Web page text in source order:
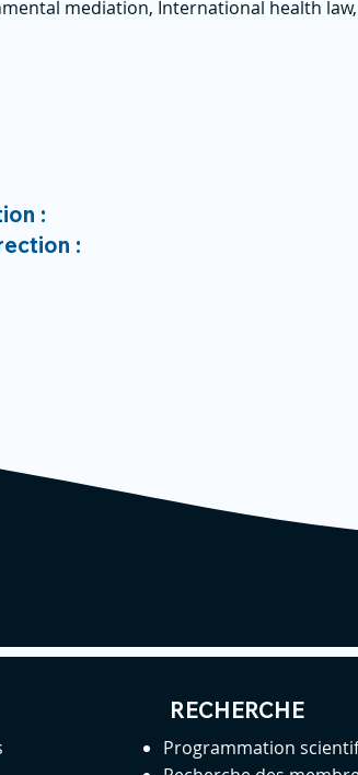
mediation, International health
:
:
RECHERCHE
Programmation